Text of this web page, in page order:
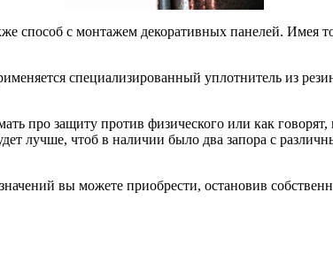
способ с монтажем декоративных панелей.
специализированный уплотнитель из
про защиту против физического или как
лучше, чтоб в наличии было два запора с
вы можете приобрести, остановив